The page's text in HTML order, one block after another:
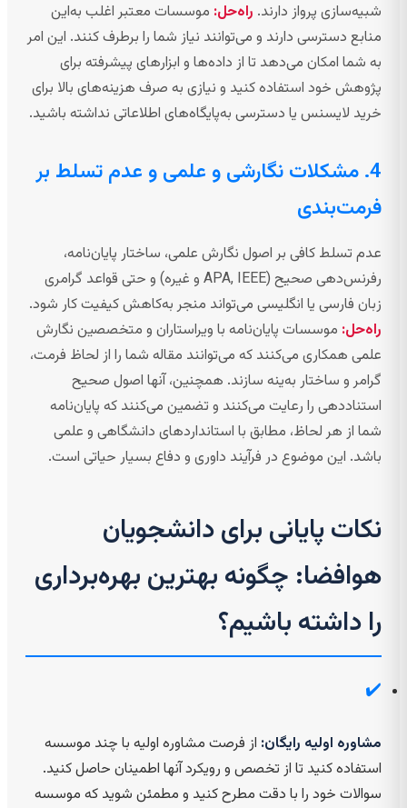
شبیه‌سازی پرواز دارند. راه‌حل: موسسات معتبر اغلب به‌این
منابع دسترسی دارند و می‌توانند نیاز شما را برطرف کنند. این امر
به شما امکان می‌دهد تا از داده‌ها و ابزارهای پیشرفته برای
پژوهش خود استفاده کنید و نیازی به صرف هزینه‌های بالا برای
خرید لایسنس یا دسترسی به‌پایگاه‌های اطلاعاتی نداشته باشید.
4. مشکلات نگارشی و علمی و عدم تسلط بر
فرمت‌بندی
عدم تسلط کافی بر اصول نگارش علمی، ساختار پایان‌نامه،
رفرنس‌دهی صحیح (APA, IEEE و غیره) و حتی قواعد گرامری
زبان فارسی یا انگلیسی می‌تواند منجر به‌کاهش کیفیت کار شود.
راه‌حل: موسسات پایان‌نامه با ویراستاران و متخصصین نگارش
علمی همکاری می‌کنند که می‌توانند مقاله شما را از لحاظ فرمت،
گرامر و ساختار به‌ینه سازند. همچنین، آنها اصول صحیح
استناددهی را رعایت می‌کنند و تضمین می‌کنند که پایان‌نامه
شما از هر لحاظ، مطابق با استانداردهای دانشگاهی و علمی
باشد. این موضوع در فرآیند داوری و دفاع بسیار حیاتی است.
نکات پایانی برای دانشجویان
هوافضا: چگونه بهترین بهره‌برداری
را داشته باشیم؟
✔️
مشاوره اولیه رایگان: از فرصت مشاوره اولیه با چند موسسه
استفاده کنید تا از تخصص و رویکرد آنها اطمینان حاصل کنید.
سوالات خود را با دقت مطرح کنید و مطمئن شوید که موسسه